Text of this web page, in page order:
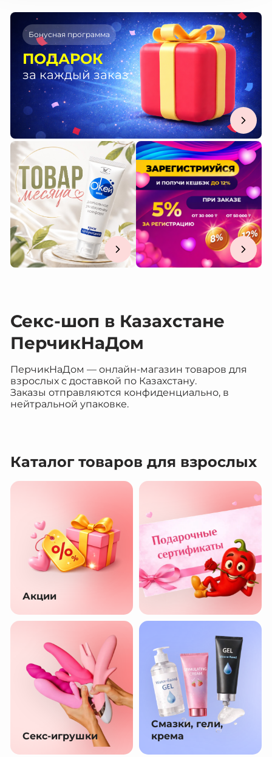
Бонусная программа
ПОДАРОК
за каждый заказ
Секс-шоп в Казахстане
ПерчикНаДом
ПерчикНаДом — онлайн-магазин товаров для
взрослых с доставкой по Казахстану.
Заказы отправляются конфиденциально, в
нейтральной упаковке.
Каталог товаров для взрослых
Акции
Секс-игрушки
Смазки, гели,
крема